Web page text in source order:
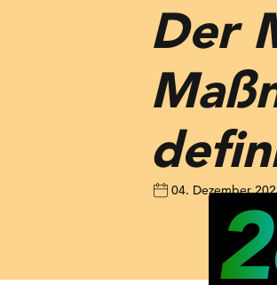
Der
04. Dezember